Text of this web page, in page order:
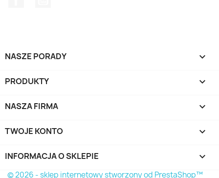
NASZE PORADY 
PRODUKTY 
NASZA FIRMA 
TWOJE KONTO 
INFORMACJA O SKLEPIE keyboard_arrow_down
© 2026 - sklep internetowy stworzony od PrestaShop™